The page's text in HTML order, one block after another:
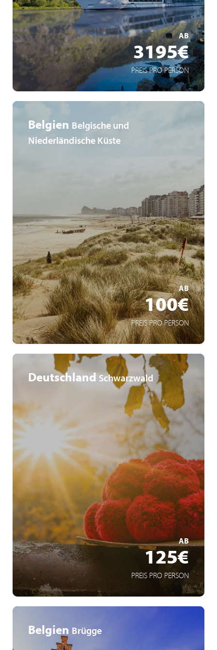
AB
3195€
PREIS PRO PERSON
über Nacht in Amsterdam
MEHR ERFAHREN
Belgien Belgische und
Niederländische Küste
AB
100€
PREIS PRO PERSON
Buspendel an die Küste
Wöchentlich jeden Samstag
Cadzand-Bad - Knokke - Blankenberge - De Haan -
Ostende - De Panne
MEHR ERFAHREN
Deutschland Schwarzwald
AB
125€
PREIS PRO PERSON
Buspendel nach Freudenstadt, Hinterzarten und Titisee
Ausgewählte Partnerhotels
Tal X Gartenschau 2025 in Freudenstadt und
Baiersbronn
MEHR ERFAHREN
Belgien Brügge